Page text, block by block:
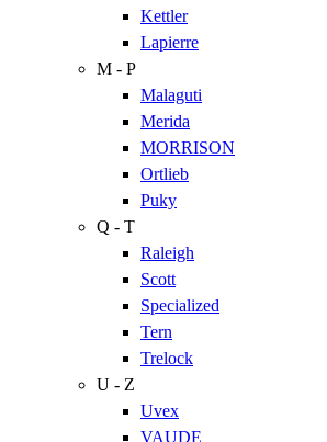
Kettler
Lapierre
M - P
Malaguti
Merida
MORRISON
Ortlieb
Puky
Q - T
Raleigh
Scott
Specialized
Tern
Trelock
U - Z
Uvex
VAUDE